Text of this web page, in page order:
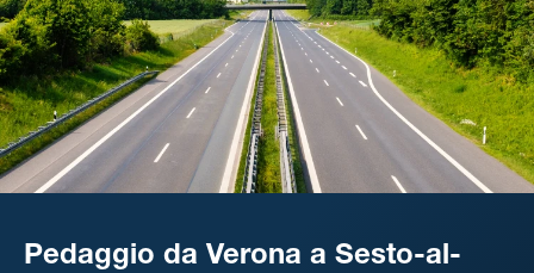
Pedaggio da Verona a Sesto-al-